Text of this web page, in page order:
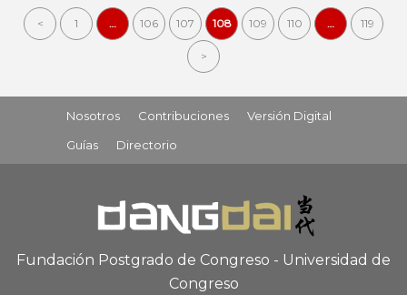
< 1 … 106 107 108 109 110 … 119
>
Nosotros Contribuciones
Versión Digital
Guías
Directorio
Fundación Postgrado de Congreso - Universidad de
Congreso